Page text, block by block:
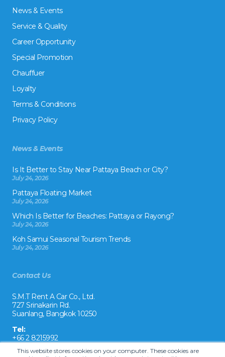
This website stores cookies on your computer. These cookies are
News & Events
Service & Quality
Career Opportunity
Special Promotion
Chauffuer
Loyalty
Terms & Conditions
Privacy Policy
News & Events
Is It Better to Stay Near Pattaya Beach or City?
July 24, 2026
Pattaya Floating Market
July 24, 2026
Which Is Better for Beaches: Pattaya or Rayong?
July 24, 2026
Koh Samui Seasonal Tourism Trends
July 24, 2026
Contact Us
S.M.T Rent A Car Co., Ltd.
727 Srinakarin Rd.
Suanlang, Bangkok 10250
Tel:
+66 2 8215992
Email: